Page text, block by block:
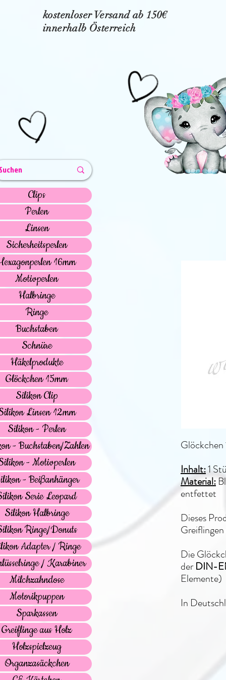
kostenloser Versand ab 150€
innerhalb Österreich
Inhalt:1
Material:
entfettet
Dieses
Die
derDIN-
Elemente)
In
Clips
Perlen
Linsen
Sicherheitsperlen
16mm
Motivperlen
Halbringe
Ringe
Buchstaben
Schnüre
Häkelprodukte
Glöckchen 15mm
Silikon Clip
Linsen 12mm
Silikon - Perlen
- Buchstaben/Zahlen
- Motivperlen
- Beißanhänger
Serie Leopard
Silikon Halbringe
Ringe/Donuts
Adapter / Ringe
/ Karabiner
Milchzahndose
Motorikpuppen
Sparkassen
Greiflinge aus Holz
Holzspielzeug
Organzasäckchen